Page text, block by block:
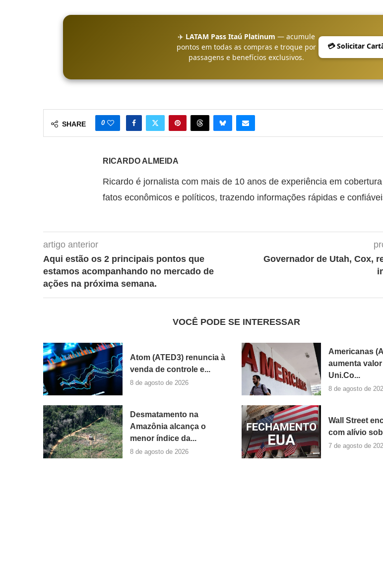
✈️ LATAM Pass Itaú Platinum — acumule
pontos em todas as compras e troque por
passagens e benefícios exclusivos.
💳 Solicitar
SHARE 0
RICARDO ALMEIDA
Ricardo é jornalista com mais de 10 anos de experiência em
fatos econômicos e políticos, trazendo informações rápidas e
artigo anterior
Aqui estão os 2 principais pontos que
estamos acompanhando no mercado de
ações na próxima semana.
Governador de Utah, Cox,
VOCÊ PODE SE INTERESSAR
Atom (ATED3) renuncia à
venda de controle e...
8 de agosto de 2026
Americanas
aumenta
Uni.Co...
8 de agosto de
Desmatamento na
Amazônia alcança o
menor índice da...
8 de agosto de 2026
Wall Street
com alívio
7 de agosto de